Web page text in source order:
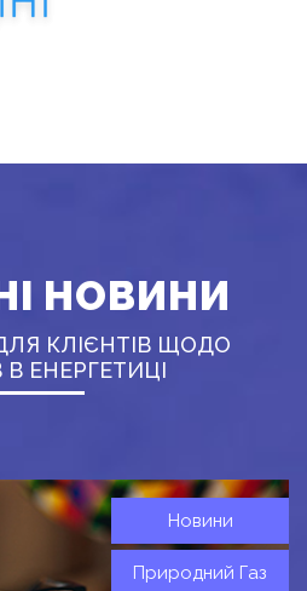
НОВИНИ
КЛІЄНТІВ ЩОДО
В ЕНЕРГЕТИЦІ
Новини
Природний Газ